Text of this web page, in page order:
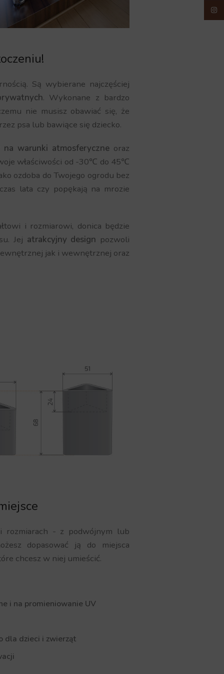
Są wybierane najczęściej
. Wykonane z bardzo
nie musisz obawiać się, że
psa lub bawiące się dziecko.
na warunki atmosferyczne oraz
właściwości od -30℃ do 45℃
ozdoba do Twojego ogrodu bez
lata czy popękają na mrozie
i rozmiarowi, donica będzie
Jej atrakcyjny design pozwoli
jak i wewnętrznej oraz
- z podwójnym lub
dopasować ją do miejsca
chcesz w niej umieścić.
i na promieniowanie UV
dla dzieci i zwierząt